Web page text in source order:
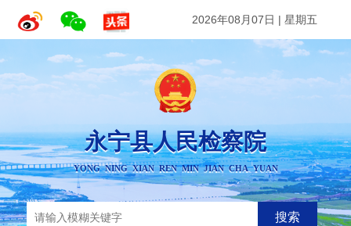
2026年08月07日 | 星期五
永宁县人民检察院
YONG NING XIAN REN MIN JIAN CHA YUAN
搜索